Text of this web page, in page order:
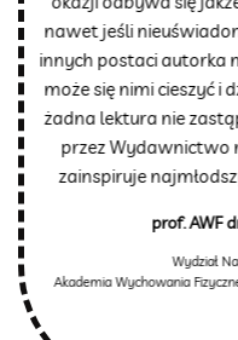
nawet jeśli
innych postaci autorka
może się nimi cieszyć i
żadna lektura nie
przez Wydawnictwo
zainspiruje
prof. AWF
Wydział
Akademia Wychowania